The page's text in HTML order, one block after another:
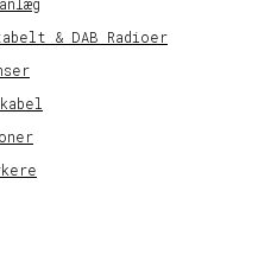
& DAB Radioer